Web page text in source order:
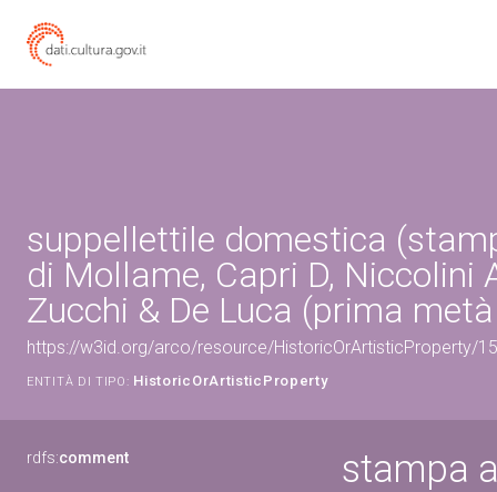
suppellettile domestica
di Mollame, Capri D, Niccolini
Zucchi & De Luca (prima
https://w3id.org/arco/resource/HistoricOrArtisticProperty/
ENTITÀ DI TIPO: HistoricOrArtisticProperty
rdfs:comment stampa